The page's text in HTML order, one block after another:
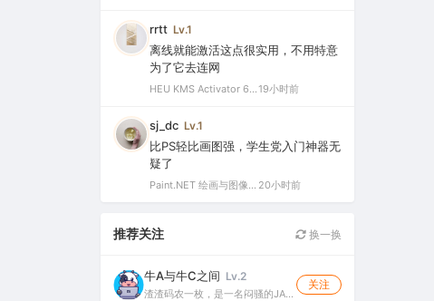
rrtt Lv.1
离线就能激活这点很实用，不用特意
为了它去连网
HEU KMS Activator 64.0 简体中文版（支持激活最新版Windows/Office离线永久激活）19小时前
sj_dc Lv.1
比PS轻比画图强，学生党入门神器无
疑了
Paint.NET 绘画与图像处理软件 v5.1.12 官方版（Windows 免费开源图像编辑工具） 20小时前
推荐关注 换一换
牛A与牛C之间 Lv.2
渣渣码农一枚，是一名闷骚的JA…
关注